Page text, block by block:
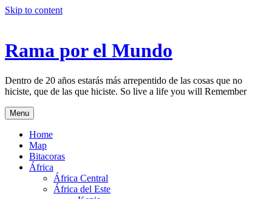
Skip to content
Rama por el Mundo
Dentro de 20 años estarás más arrepentido de las cosas que no
hiciste, que de las que hiciste. So live a life you will Remember
Menu
Home
Map
Bitacoras
África
África Central
África del Este